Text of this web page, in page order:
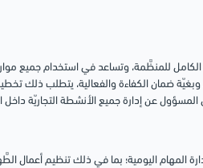
الكامل للمنظَّمة، وتساعد في استخدام جميع
ضمان الكفاءة والفعالية، يتطلب ذلك
عن إدارة جميع الأنشطة التجاريّة داخل
المهام اليومية؛ بما في ذلك تنظيم أعمال